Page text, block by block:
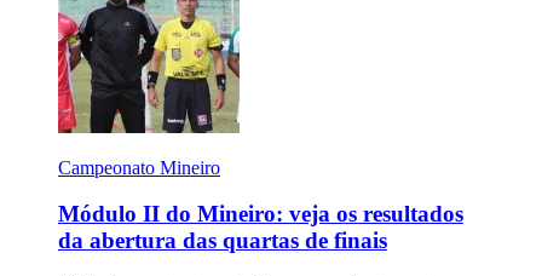
Campeonato Mineiro
Módulo II do Mineiro: veja os resultados
da abertura das quartas de finais